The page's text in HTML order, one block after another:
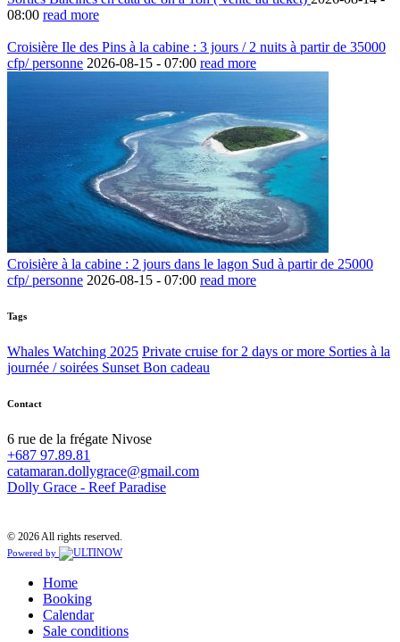
08:00 read more
Croisière Ile des Pins à la cabine : 3 jours / 2 nuits à partir de 35000
cfp/ personne 2026-08-15 - 07:00 read more
Croisière à la cabine : 2 jours dans le lagon Sud à partir de 25000
cfp/ personne 2026-08-15 - 07:00 read more
Tags
Whales Watching 2025 Private cruise for 2 days or more Sorties à la
journée / soirées Sunset Bon cadeau
Contact
6 rue de la frégate Nivose
+687 97.89.81
catamaran.dollygrace@gmail.com
Dolly Grace - Reef Paradise
© 2026 All rights reserved.
Powered by
Home
Booking
Calendar
Sale conditions